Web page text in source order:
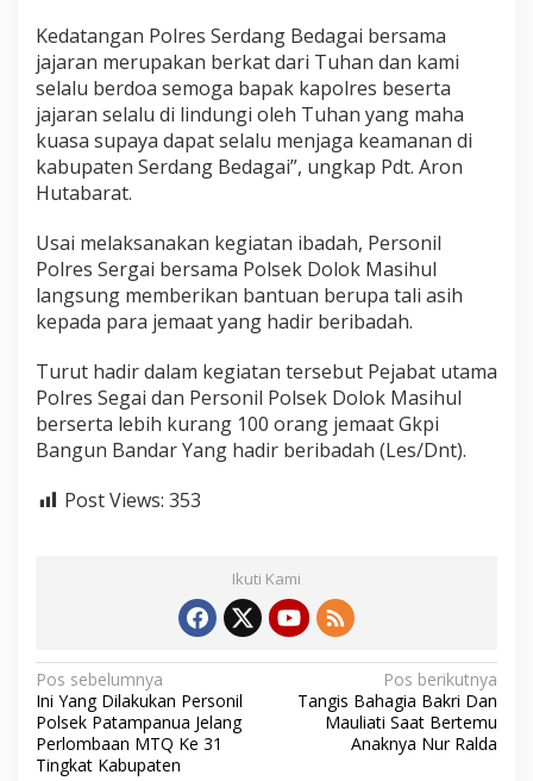
Kedatangan Polres Serdang Bedagai bersama
jajaran merupakan berkat dari Tuhan dan kami
selalu berdoa semoga bapak kapolres beserta
jajaran selalu di lindungi oleh Tuhan yang maha
kuasa supaya dapat selalu menjaga keamanan di
kabupaten Serdang Bedagai”, ungkap Pdt. Aron
Hutabarat.
Usai melaksanakan kegiatan ibadah, Personil
Polres Sergai bersama Polsek Dolok Masihul
langsung memberikan bantuan berupa tali asih
kepada para jemaat yang hadir beribadah.
Turut hadir dalam kegiatan tersebut Pejabat utama
Polres Segai dan Personil Polsek Dolok Masihul
berserta lebih kurang 100 orang jemaat Gkpi
Bangun Bandar Yang hadir beribadah (Les/Dnt).
Post Views: 353
Ikuti Kami
N
a
v
Pos sebelumnya
Ini Yang Dilakukan Personil
Polsek Patampanua Jelang
Perlombaan MTQ Ke 31
Tingkat Kabupaten
Pos berikutnya
Tangis Bahagia Bakri Dan
Mauliati Saat Bertemu
Anaknya Nur Ralda